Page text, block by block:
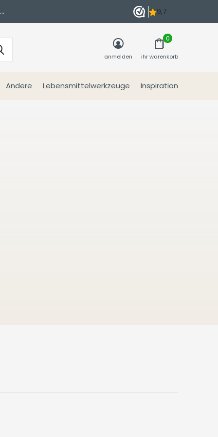
Andere Lebensmittelwerkzeuge Inspiration
anmelden ihr warenkorb
0